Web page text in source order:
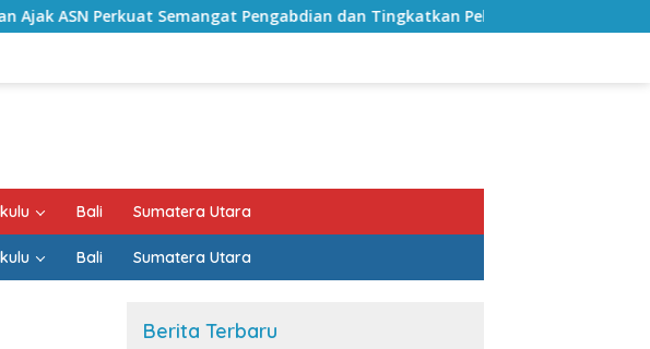
Semangat Pengabdian dan Tingkatkan Pelayanan Publik
Bali Sumatera Utara
Bali Sumatera Utara
Berita Terbaru